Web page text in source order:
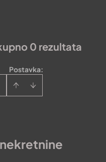
0 rezultata
Postavka: